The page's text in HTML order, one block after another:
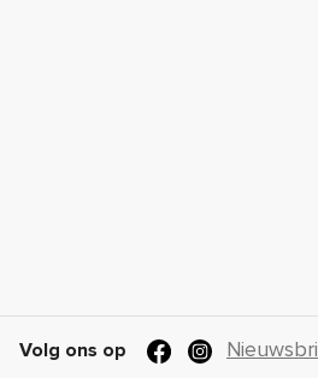
Volg ons op